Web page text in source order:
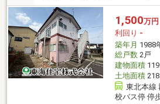
1,500万円
利回り -
築年月 1988
総戸数2戸
建物面積
土地面積
東北本線
校バス停 停